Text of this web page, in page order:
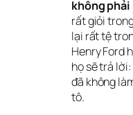
không phải
rất giỏi
lại rất tệ
Henry Ford
họ sẽ trả
đã không
tô.